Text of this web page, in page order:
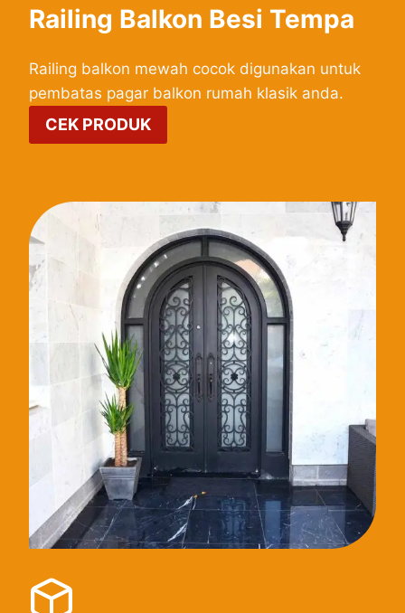
Railing Balkon Besi Tempa
Railing balkon mewah cocok digunakan untuk
pembatas pagar balkon rumah klasik anda.
CEK PRODUK